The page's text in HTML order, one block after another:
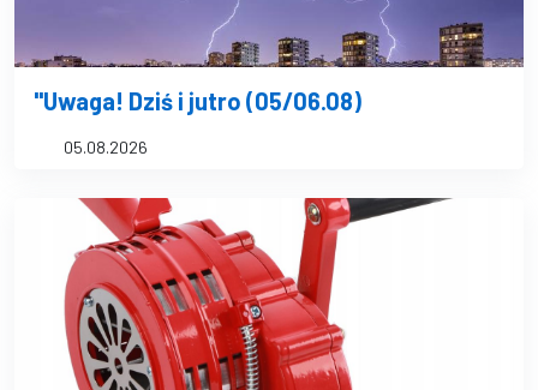
"Uwaga! Dziś i jutro (05/06.08)
05.08.2026